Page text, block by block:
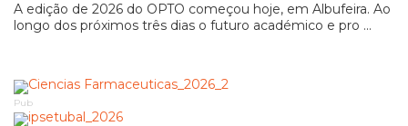
A edição de 2026 do OPTO começou hoje, em Albufeira. Ao
longo dos próximos três dias o futuro académico e pro ...
Pub